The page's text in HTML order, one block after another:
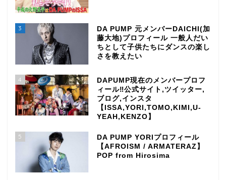
3
DA PUMP 元メンバーDAICHI(加
藤大地)プロフィール 一般人だい
ちとして子供たちにダンスの楽し
さを教えたい
4
DAPUMP現在のメンバープロフ
ィール‼公式サイト,ツイッター,
ブログ,インスタ
【ISSA,YORI,TOMO,KIMI,U-
YEAH,KENZO】
5
DA PUMP YORIプロフィール
【AFROISM / ARMATERAZ】
POP from Hirosima